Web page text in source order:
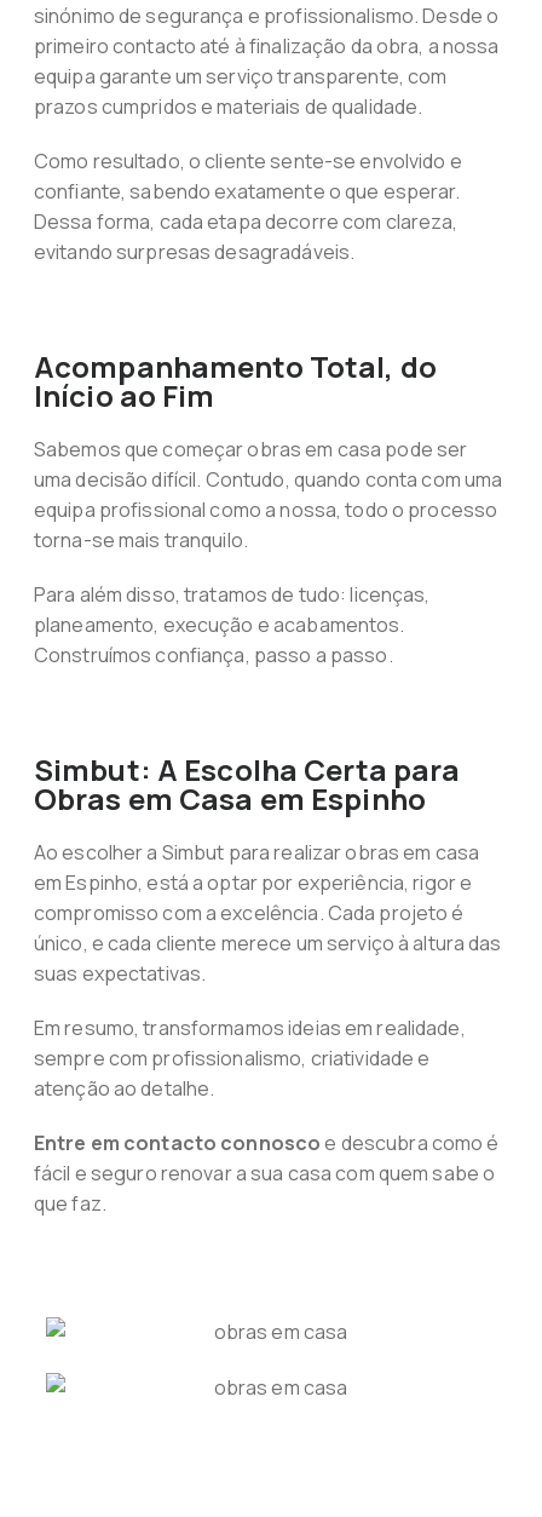
sinónimo de segurança e profissionalismo. Desde o
primeiro contacto até à finalização da obra, a nossa
equipa garante um serviço transparente, com
prazos cumpridos e materiais de qualidade.
Como resultado, o cliente sente-se envolvido e
confiante, sabendo exatamente o que esperar.
Dessa forma, cada etapa decorre com clareza,
evitando surpresas desagradáveis.
Acompanhamento Total, do
Início ao Fim
Sabemos que começar obras em casa pode ser
uma decisão difícil. Contudo, quando conta com uma
equipa profissional como a nossa, todo o processo
torna-se mais tranquilo.
Para além disso, tratamos de tudo: licenças,
planeamento, execução e acabamentos.
Construímos confiança, passo a passo.
Simbut: A Escolha Certa para
Obras em Casa em Espinho
Ao escolher a Simbut para realizar obras em casa
em Espinho, está a optar por experiência, rigor e
compromisso com a excelência. Cada projeto é
único, e cada cliente merece um serviço à altura das
suas expectativas.
Em resumo, transformamos ideias em realidade,
sempre com profissionalismo, criatividade e
atenção ao detalhe.
Entre em contacto connoscoe descubra como é
fácil e seguro renovar a sua casa com quem sabe o
que faz.